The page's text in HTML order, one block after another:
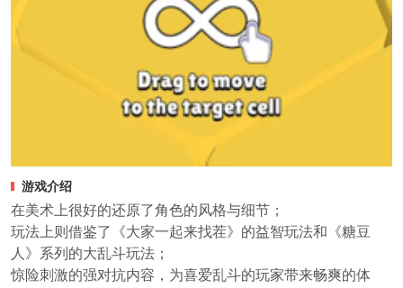
游戏介绍
在美术上很好的还原了角色的风格与细节；
玩法上则借鉴了《大家一起来找茬》的益智玩法和《糖豆
人》系列的大乱斗玩法；
惊险刺激的强对抗内容，为喜爱乱斗的玩家带来畅爽的体